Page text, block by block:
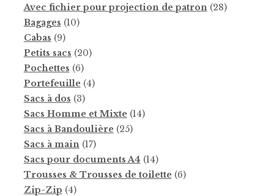
produits
Avec fichier pour projection de patron 2828
Bagages 1010
Cabas 99
produits
Petits sacs 2020
Pochettes 66
produits
Portefeuille 44
Sacs à dos 33
produits
Sacs Homme et Mixte 1414
Sacs à Bandoulière 2525
Sacs à main 1717
produits
Sacs pour documents A4 1414
produits
Trousses & Trousses de toilette 66
Zip-Zip 44